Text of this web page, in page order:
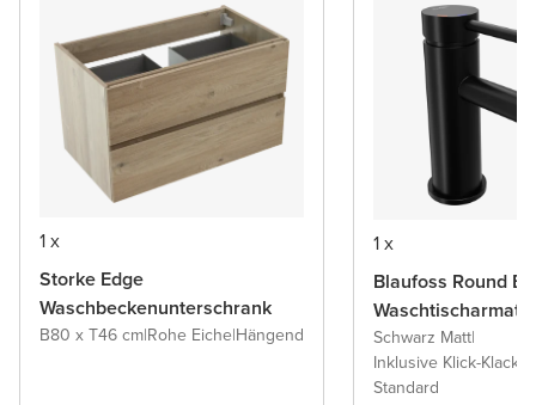
1 x
Storke Edge
Waschbeckenunterschrank
B80 x T46 cm|Rohe Eiche|Hängend
1 x
Blaufoss Round
Schwarz Matt|
Inklusive Klick-Klack
Standard